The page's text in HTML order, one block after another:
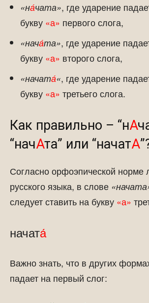
«на́чата», где ударение
букву «а» первого слога,
«нача́та», где ударение
букву «а» второго слога,
«начата́«, где ударение
букву «а» третьего слога.
Как правильно – “нА
“начАта” или “начатА
Согласно орфоэпической норме
русского языка, в слове
следует ставить на букву «а»
начата́
Важно знать, что в других
падает на первый слог: